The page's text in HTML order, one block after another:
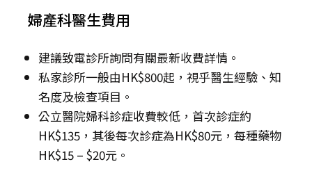
婦產科醫生費用
建議致電診所詢問有關最新收費詳情。
私家診所一般由HK$800起，視乎醫生經驗、知
名度及檢查項目。
公立醫院婦科診症收費較低，首次診症約
HK$135，其後每次診症為HK$80元，每種藥物
HK$15 – $20元。